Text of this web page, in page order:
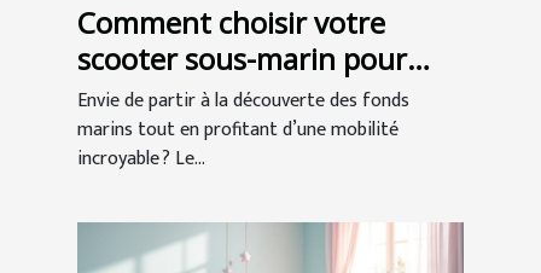
Comment choisir votre
scooter sous-marin pour
l'exploration ?
Envie de partir à la découverte des fonds
marins tout en profitant d’une mobilité
incroyable ? Le...